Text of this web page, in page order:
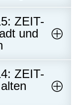
ZEIT-
und
ZEIT-